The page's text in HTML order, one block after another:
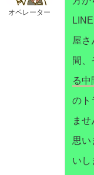
オペレーター
屋さ
間、
る中
のト
ま
思い
いし